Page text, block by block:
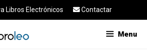
Libros Electrónicos Contactar
Menu